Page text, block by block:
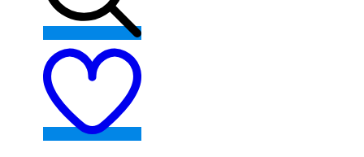
wishlist